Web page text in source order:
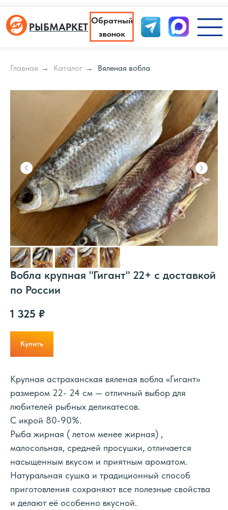
Обратный
звонок
РЫБМАРКЕТ
Главная → Каталог → Вяленая вобла
Вобла крупная "Гигант" 22+ с доставкой
по России
1 325 ₽
Купить
Крупная астраханская вяленая вобла «Гигант»
размером 22- 24 см — отличный выбор для
любителей рыбных деликатесов.
С икрой 80-90%.
Рыба жирная ( летом менее жирная) ,
малосольная, средней просушки, отличается
насыщенным вкусом и приятным ароматом.
Натуральная сушка и традиционный способ
приготовления сохраняют все полезные свойства
и делают её особенно вкусной.